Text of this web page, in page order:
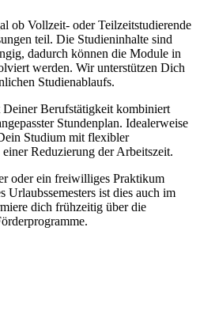
ob Vollzeit- oder Teilzeitstudierende
teil. Die Studieninhalte sind
dadurch können die Module in
werden. Wir unterstützen Dich
Studienablaufs.
Berufstätigkeit kombiniert
Stundenplan. Idealerweise
Studium mit flexibler
Reduzierung der Arbeitszeit.
oder ein freiwilliges Praktikum
Urlaubssemesters ist dies auch im
dich frühzeitig über die